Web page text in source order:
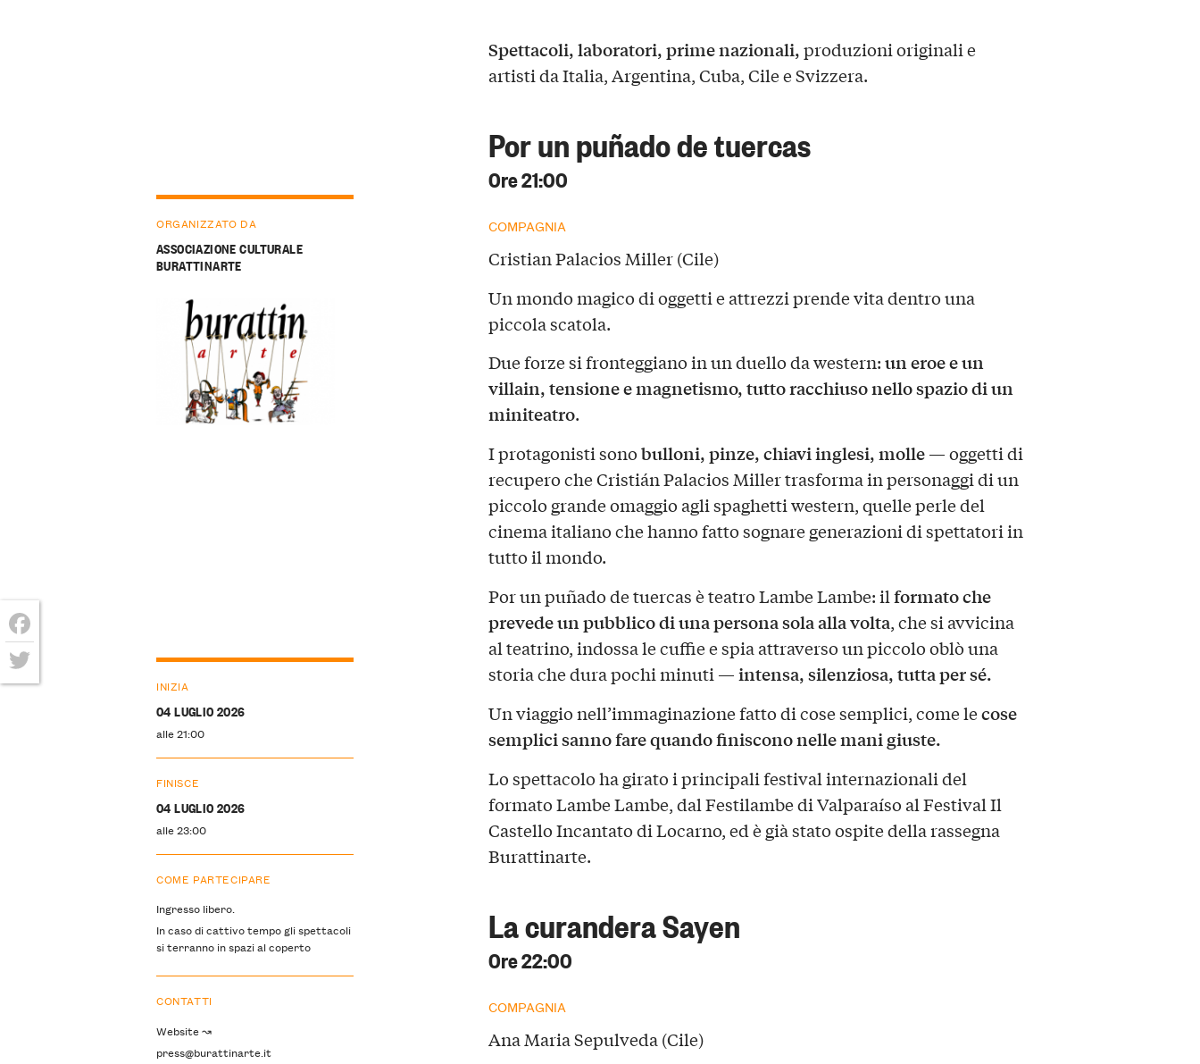
Spettacoli, laboratori, prime nazionali,produzioni originali e
artisti da Italia, Argentina, Cuba, Cile e Svizzera.
Por un puñado de tuercas
Ore 21:00
COMPAGNIA
Cristian Palacios Miller (Cile)
Un mondo magico di oggetti e attrezzi prende vita dentro una
piccola scatola.
Due forze si fronteggiano in un duello da western:un eroe e un
villain, tensione e magnetismo, tutto racchiuso nello spazio di un
miniteatro.
I protagonisti sonobulloni, pinze, chiavi inglesi, molle— oggetti di
recupero che Cristián Palacios Miller trasforma in personaggi di un
piccolo grande omaggio agli spaghetti western, quelle perle del
cinema italiano che hanno fatto sognare generazioni di spettatori in
tutto il mondo.
Por un puñado de tuercas è teatro Lambe Lambe: ilformato che
prevede un pubblico di una persona sola alla volta, che si avvicina
al teatrino, indossa le cuffie e spia attraverso un piccolo oblò una
storia che dura pochi minuti —intensa, silenziosa, tutta per sé.
Un viaggio nell’immaginazione fatto di cose semplici, come lecose
semplici sanno fare quando finiscono nelle mani giuste.
Lo spettacolo ha girato i principali festival internazionali del
formato Lambe Lambe, dal Festilambe di Valparaíso al Festival Il
Castello Incantato di Locarno, ed è già stato ospite della rassegna
Burattinarte.
La curandera Sayen
Ore 22:00
COMPAGNIA
Ana Maria Sepulveda (Cile)
ORGANIZZATO DA
ASSOCIAZIONE CULTURALE
BURATTINARTE
INIZIA
04 LUGLIO 2026
alle 21:00
FINISCE
04 LUGLIO 2026
alle 23:00
COME PARTECIPARE
Ingresso libero.
In caso di cattivo tempo gli spettacoli
si terranno in spazi al coperto
CONTATTI
Website ↝
press@burattinarte.it
Facebook
Twitter